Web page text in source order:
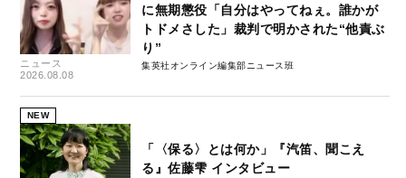
ニュース
2026.08.08
に無期懲役「自分はやってねぇ。誰かが
トドメさした」裁判で明かされた“他責ぶ
り”
集英社オンライン編集部ニュース班
NEW
「〈保る〉とは何か」『汽笛、聞こえ
る』佐藤雫 インタビュー